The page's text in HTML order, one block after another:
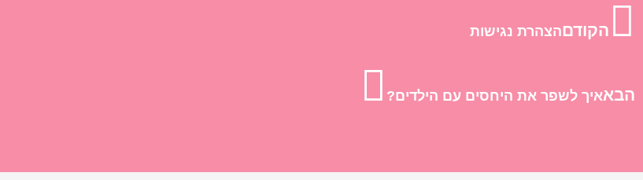
הקודםהצהרת נגישות
הבאאיך לשפר את היחסים עם הילדים?